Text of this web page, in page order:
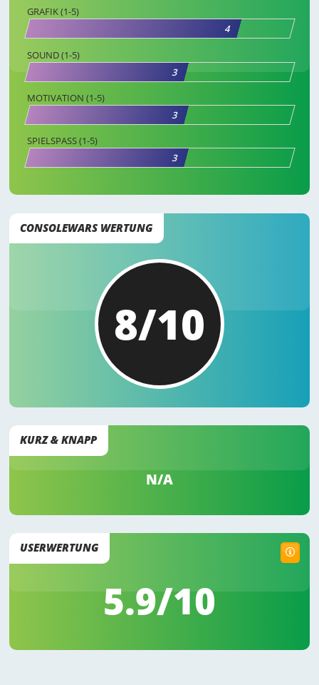
GRAFIK (1-5)
4
SOUND (1-5)
3
MOTIVATION (1-5)
3
SPIELSPASS (1-5)
3
CONSOLEWARS WERTUNG
8/10
KURZ & KNAPP
N/A
USERWERTUNG
5.9/10